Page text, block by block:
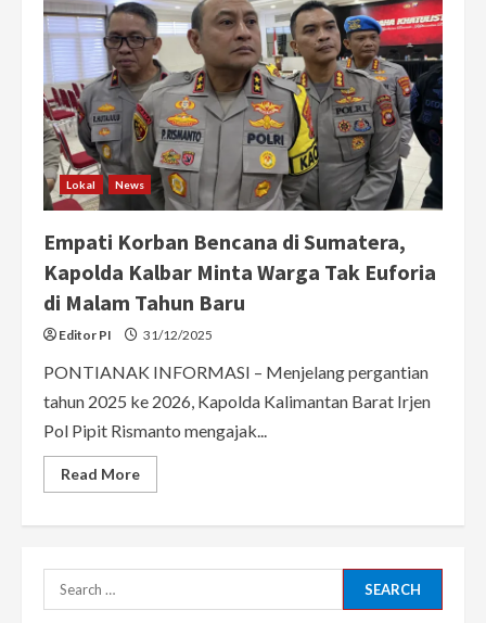
Lokal News
Empati Korban Bencana di Sumatera,
Kapolda Kalbar Minta Warga Tak Euforia
di Malam Tahun Baru
Editor PI 31/12/2025
PONTIANAK INFORMASI – Menjelang pergantian
tahun 2025 ke 2026, Kapolda Kalimantan Barat Irjen
Pol Pipit Rismanto mengajak...
Read MoreRead
more
Kalbar
Search
for: